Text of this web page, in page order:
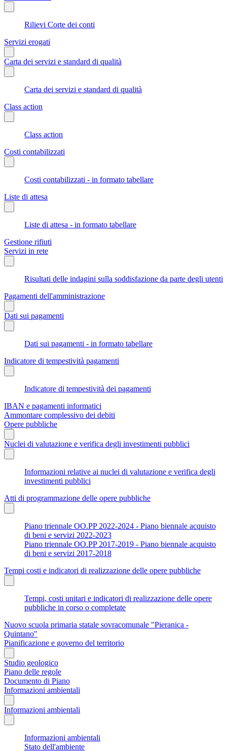
Rilievi Corte dei conti
Servizi erogati
Carta dei servizi e standard di qualità
Carta dei servizi e standard di qualità
Class action
Class action
Costi contabilizzati
Costi contabilizzati - in formato tabellare
Liste di attesa
Liste di attesa - in formato tabellare
Gestione rifiuti
Servizi in rete
Risultati delle indagini sulla soddisfazione da parte degli utenti
Pagamenti dell'amministrazione
Dati sui pagamenti
Dati sui pagamenti - in formato tabellare
Indicatore di tempestività pagamenti
Indicatore di tempestività dei pagamenti
IBAN e pagamenti informatici
Ammontare complessivo dei debiti
Opere pubbliche
Nuclei di valutazione e verifica degli investimenti pubblici
Informazioni relative ai nuclei di valutazione e verifica degli
investimenti pubblici
Atti di programmazione delle opere pubbliche
Piano triennale OO.PP 2022-2024 - Piano biennale acquisto
di beni e servizi 2022-2023
Piano triennale OO.PP 2017-2019 - Piano biennale acquisto
di beni e servizi 2017-2018
Tempi costi e indicatori di realizzazione delle opere pubbliche
Tempi, costi unitari e indicatori di realizzazione delle opere
pubbliche in corso o completate
Nuovo scuola primaria statale sovracomunale "Pieranica -
Quintano"
Pianificazione e governo del territorio
Studio geologico
Piano delle regole
Documento di Piano
Informazioni ambientali
Informazioni ambientali
Informazioni ambientali
Stato dell'ambiente